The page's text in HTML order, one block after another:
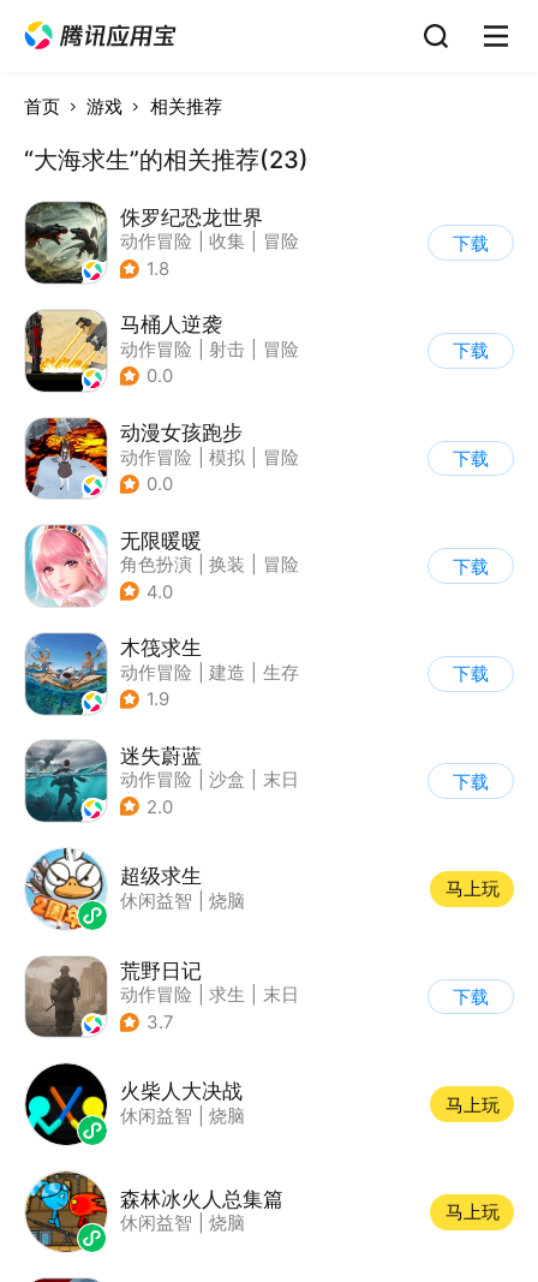
首页 游戏 相关推荐
“大海求生”的相关推荐(23)
侏罗纪恐龙世界
动作冒险 收集
冒险
| 写实
1.8
下载
马桶人逆袭
动作冒险 射击
冒险
| 像素风
0.0
下载
动漫女孩跑步
动作冒险 模拟
冒险
| 日系
0.0
下载
无限暖暖
角色扮演 换装
冒险
| 开放世界
4.0
下载
木筏求生
动作冒险 建造
生存
| 写实
1.9
下载
迷失蔚蓝
动作冒险 沙盒
末日
| 开放世界
2.0
下载
超级求生
休闲益智 烧脑
马上玩
荒野日记
动作冒险 求生
末日
| 荒野日记
3.7
下载
火柴人大决战
休闲益智 烧脑
马上玩
森林冰火人总集篇
休闲益智 烧脑
马上玩